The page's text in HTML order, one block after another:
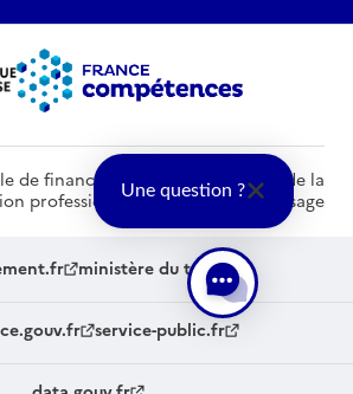
de financement et de régulation de la
professionnelle et de l’apprentissage
ministère du travail
service-public.fr
Une question ?